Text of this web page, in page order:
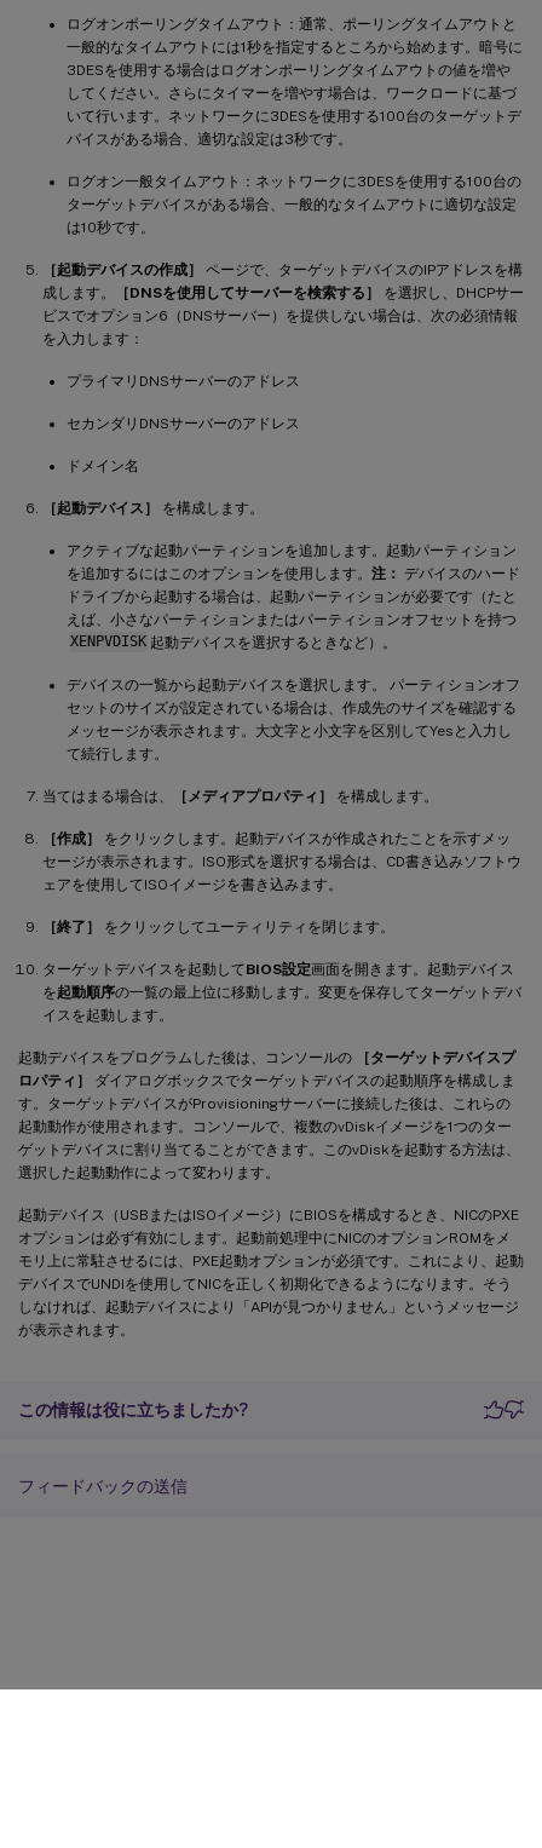
ログオンポーリングタイムアウト：通常、ポーリングタイムアウトと
一般的なタイムアウトには1秒を指定するところから始めます。暗号に
3DESを使用する場合はログオンポーリングタイムアウトの値を増や
してください。さらにタイマーを増やす場合は、ワークロードに基づ
いて行います。ネットワークに3DESを使用する100台のターゲットデ
バイスがある場合、適切な設定は3秒です。
ログオン一般タイムアウト：ネットワークに3DESを使用する100台の
ターゲットデバイスがある場合、一般的なタイムアウトに適切な設定
は10秒です。
［起動デバイスの作成］
ページで、ターゲットデバイスのIPアドレスを構
成します。
［DNSを使用してサーバーを検索する］
を選択し、DHCPサー
ビスでオプション6（DNSサーバー）を提供しない場合は、次の必須情報
を入力します：
プライマリDNSサーバーのアドレス
セカンダリDNSサーバーのアドレス
ドメイン名
［起動デバイス］ を構成します。
アクティブな起動パーティションを追加します。起動パーティション
を追加するにはこのオプションを使用します。 注： デバイスのハード
ドライブから起動する場合は、起動パーティションが必要です（たと
えば、小さなパーティションまたはパーティションオフセットを持つ
XENPVDISK 起動デバイスを選択するときなど）。
デバイスの一覧から起動デバイスを選択します。 パーティションオフ
セットのサイズが設定されている場合は、作成先のサイズを確認する
メッセージが表示されます。大文字と小文字を区別してYesと入力し
て続行します。
当てはまる場合は、 ［メディアプロパティ］ を構成します。
［作成］
をクリックします。起動デバイスが作成されたことを示すメッ
セージが表示されます。ISO形式を選択する場合は、CD書き込みソフトウ
ェアを使用してISOイメージを書き込みます。
［終了］ をクリックしてユーティリティを閉じます。
ターゲットデバイスを起動してBIOS設定画面を開きます。起動デバイス
を起動順序の一覧の最上位に移動します。変更を保存してターゲットデバ
イスを起動します。
起動デバイスをプログラムした後は、コンソールの
［ターゲットデバイスプ
ロパティ］
ダイアログボックスでターゲットデバイスの起動順序を構成しま
す。ターゲットデバイスがProvisioningサーバーに接続した後は、これらの
起動動作が使用されます。コンソールで、複数のvDiskイメージを1つのター
ゲットデバイスに割り当てることができます。このvDiskを起動する方法は、
選択した起動動作によって変わります。
起動デバイス（USBまたはISOイメージ）にBIOSを構成するとき、NICのPXE
オプションは必ず有効にします。起動前処理中にNICのオプションROMをメ
モリ上に常駐させるには、PXE起動オプションが必須です。これにより、起動
デバイスでUNDIを使用してNICを正しく初期化できるようになります。そう
しなければ、起動デバイスにより「APIが見つかりません」というメッセージ
が表示されます。
この情報は役に立ちましたか?
フィードバックの送信